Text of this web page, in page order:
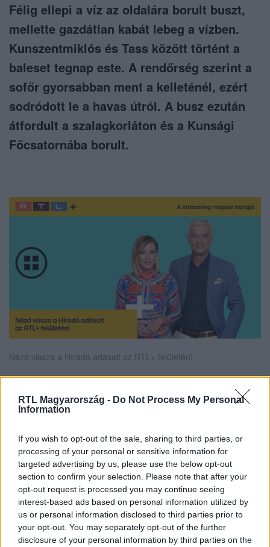
RTL Magyarország - Do Not Process My Personal
Information
If you wish to opt-out of the sale, sharing to third parties, or
processing of your personal or sensitive information for
targeted advertising by us, please use the below opt-out
section to confirm your selection. Please note that after your
opt-out request is processed you may continue seeing
interest-based ads based on personal information utilized by
us or personal information disclosed to third parties prior to
your opt-out. You may separately opt-out of the further
disclosure of your personal information by third parties on the
Félig ellepi a víz az oldalára borult buszt,
mellette gazdátlan kabát lebeg a vízben.
Kunszentmiklós és Tass között történt a
baleset tegnap este. A rendőrség szerint a
sofőr gyorsabban ment a kelleténél, ezért
sodródott le a havas útról. A busz ezután
átfordult a szalagkorláton és a Kunsági
Főcsatornába borult.
Nézd vissza a Híradó adásait az RTL+ felületén!
Itt állítsd be, hogy az RTL.hu az elsők között